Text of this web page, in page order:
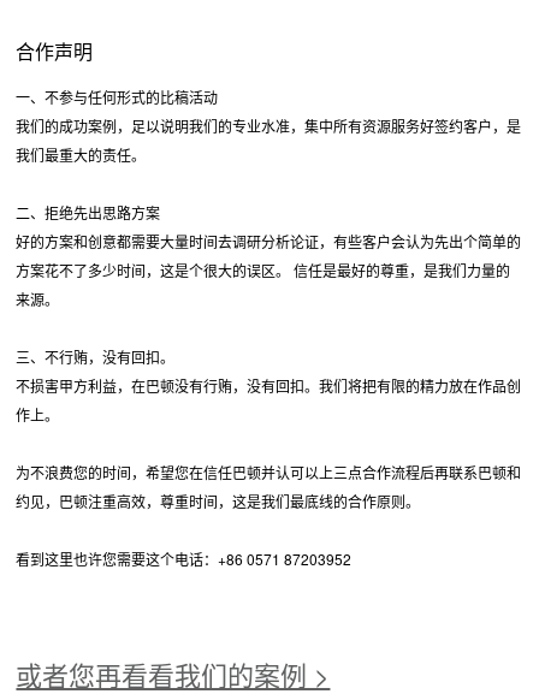
合作声明
一、不参与任何形式的比稿活动
我们的成功案例，足以说明我们的专业水准，集中所有资源服务好签约客户，是
我们最重大的责任。
二、拒绝先出思路方案
好的方案和创意都需要大量时间去调研分析论证，有些客户会认为先出个简单的
方案花不了多少时间，这是个很大的误区。 信任是最好的尊重，是我们力量的
来源。
三、不行贿，没有回扣。
不损害甲方利益，在巴顿没有行贿，没有回扣。我们将把有限的精力放在作品创
作上。
为不浪费您的时间，希望您在信任巴顿并认可以上三点合作流程后再联系巴顿和
约见，巴顿注重高效，尊重时间，这是我们最底线的合作原则。
看到这里也许您需要这个电话：+86 0571 87203952
或者您再看看我们的案例 >